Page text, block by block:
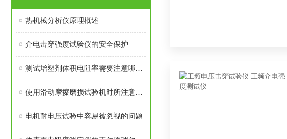
热机械分析仪原理概述
介电击穿强度试验仪的安全保护
测试增塑剂体积电阻率需要注意哪些？
使用滑动摩擦磨损试验机时所注意的事项
电机耐电压试验中容易被忽视的问题